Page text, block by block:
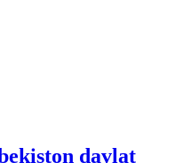
davlat